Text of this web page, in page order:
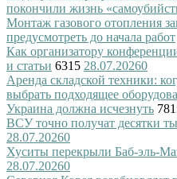
покончили жизнь
Монтаж газового отопления
предусмотреть до начала работ
Как организатору
и статьи 6315 28.07.20260
Аренда складской техники:
выбрать подходящее
Украина должна исчезнуть
ВСУ точно получат десятки
28.07.20260
Хуситы перекрыли Баб-эль-
28.07.20260